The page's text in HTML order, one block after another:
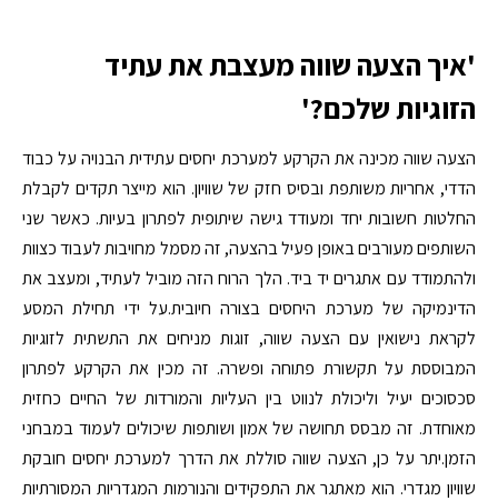
'איך הצעה שווה מעצבת את עתיד
הזוגיות שלכם?'
הצעה שווה מכינה את הקרקע למערכת יחסים עתידית הבנויה על כבוד
הדדי, אחריות משותפת ובסיס חזק של שוויון. הוא מייצר תקדים לקבלת
החלטות חשובות יחד ומעודד גישה שיתופית לפתרון בעיות. כאשר שני
השותפים מעורבים באופן פעיל בהצעה, זה מסמל מחויבות לעבוד כצוות
ולהתמודד עם אתגרים יד ביד. הלך הרוח הזה מוביל לעתיד, ומעצב את
הדינמיקה של מערכת היחסים בצורה חיובית.על ידי תחילת המסע
לקראת נישואין עם הצעה שווה, זוגות מניחים את התשתית לזוגיות
המבוססת על תקשורת פתוחה ופשרה. זה מכין את הקרקע לפתרון
סכסוכים יעיל וליכולת לנווט בין העליות והמורדות של החיים כחזית
מאוחדת. זה מבסס תחושה של אמון ושותפות שיכולים לעמוד במבחני
הזמן.יתר על כן, הצעה שווה סוללת את הדרך למערכת יחסים חובקת
שוויון מגדרי. הוא מאתגר את התפקידים והנורמות המגדריות המסורתיות